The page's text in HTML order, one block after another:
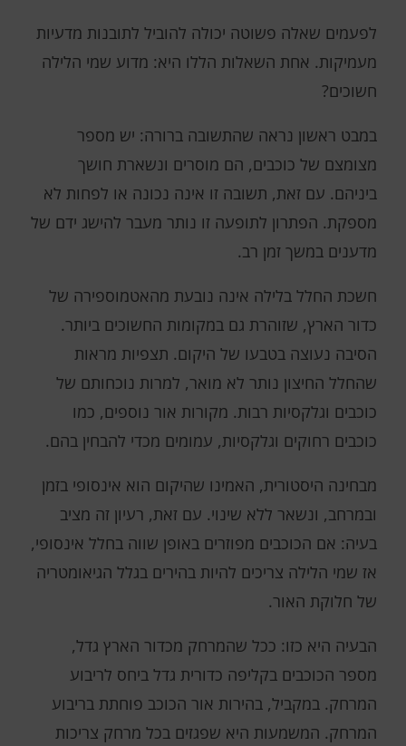
לפעמים שאלה פשוטה יכולה להוביל לתובנות מדעיות
מעמיקות. אחת השאלות הללו היא: מדוע שמי הלילה
חשוכים?
במבט ראשון נראה שהתשובה ברורה: יש מספר
מצומצם של כוכבים, הם מוסרים ונשארת חושך
ביניהם. עם זאת, תשובה זו אינה נכונה או לפחות לא
מספקת. הפתרון לתופעה זו נותר מעבר להישג ידם של
מדענים במשך זמן רב.
חשכת החלל בלילה אינה נובעת מהאטמוספירה של
כדור הארץ, שזוהרת גם במקומות החשוכים ביותר.
הסיבה נעוצה בטבעו של היקום. תצפיות מראות
שהחלל החיצון נותר לא מואר, למרות נוכחותם של
כוכבים וגלקסיות רבות. מקורות אור נוספים, כמו
כוכבים רחוקים וגלקסיות, עמומים מכדי להבחין בהם.
מבחינה היסטורית, האמינו שהיקום הוא אינסופי בזמן
ובמרחב, ונשאר ללא שינוי. עם זאת, רעיון זה מציב
בעיה: אם הכוכבים מפוזרים באופן שווה בחלל אינסופי,
אז שמי הלילה צריכים להיות בהירים בגלל הגיאומטריה
של חלוקת האור.
הבעיה היא כזו: ככל שהמרחק מכדור הארץ גדל,
מספר הכוכבים בקליפה כדורית גדל ביחס לריבוע
המרחק. במקביל, בהירות אור הכוכב פוחתת בריבוע
המרחק. המשמעות היא שפגזים בכל מרחק צריכות